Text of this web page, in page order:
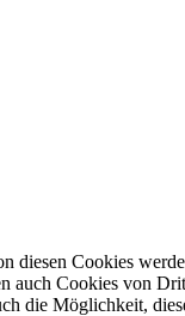
diesen Cookies
Cookies von
die Möglichkeit,